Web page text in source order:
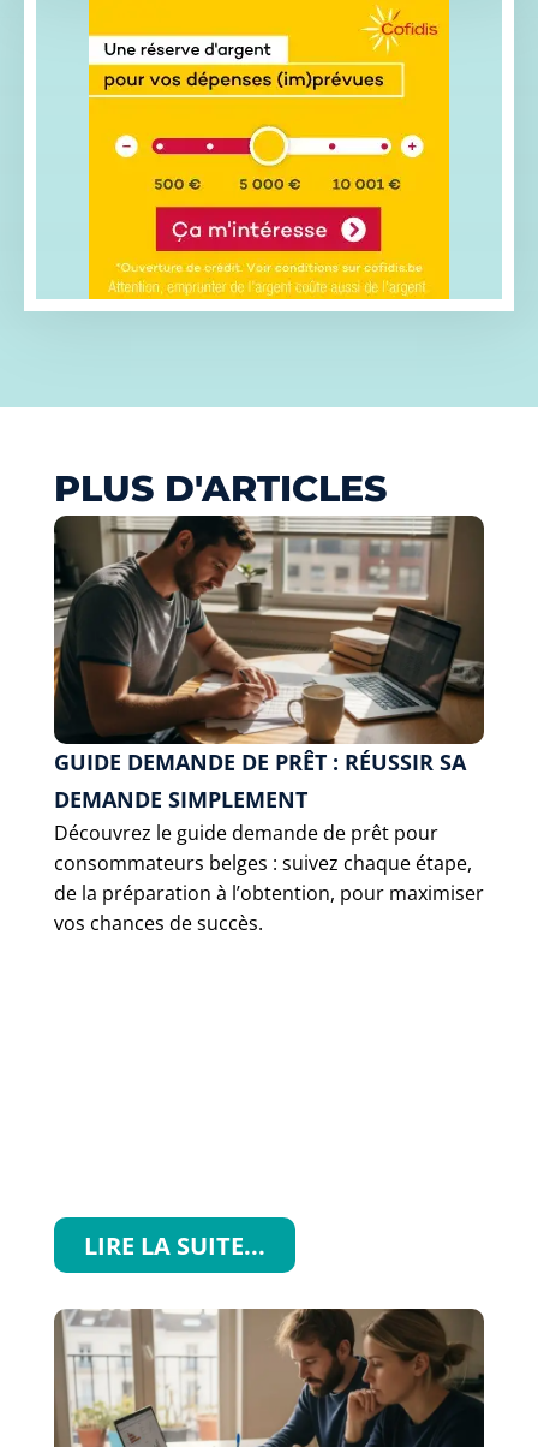
PLUS D'ARTICLES
GUIDE DEMANDE DE PRÊT : RÉUSSIR SA
DEMANDE SIMPLEMENT
Découvrez le guide demande de prêt pour
consommateurs belges : suivez chaque étape,
de la préparation à l’obtention, pour maximiser
vos chances de succès.
LIRE LA SUITE...